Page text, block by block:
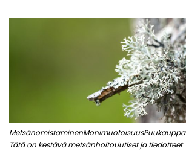
MetsänomistaminenMonimuotoisuusPuukauppa
Tätä on kestävä metsänhoitoUutiset ja tiedotteet